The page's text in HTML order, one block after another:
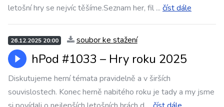
letošní hry se nejvíc těšíme.Seznam her, fil ... číst dále
26.12.2025 20:00 soubor ke stažení
hPod #1033 – ⁠⁠⁠⁠⁠⁠Hry roku 2025
Diskutujeme herní témata pravidelně a v širších
souvislostech. Konec herně nabitého roku je tady a my jsme